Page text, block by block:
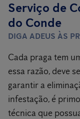
Serviço de
do Conde
DIGA ADEUS ÀS
Cada praga tem
essa razão, deve
garantir a
infestação, é
técnica que